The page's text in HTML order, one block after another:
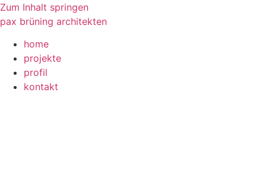
Zum Inhalt springen
pax brüning architekten
home
projekte
profil
kontakt